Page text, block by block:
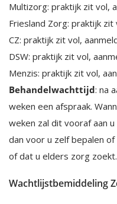
Multizorg: praktijk zit vol,
Friesland Zorg: praktijk
CZ: praktijk zit vol,
DSW: praktijk zit vol,
Menzis: praktijk zit vol,
Behandelwachttijd: na
weken een afspraak.
weken zal dit vooraf aan
dan voor u zelf bepalen
of dat u elders zorg zoekt.
Wachtlijstbemiddeling